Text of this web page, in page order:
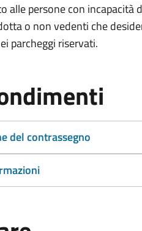
alle persone con incapacità
o non vedenti che
parcheggi riservati.
del contrassegno